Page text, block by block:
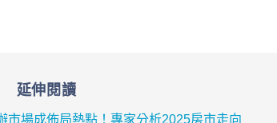
延伸閱讀
市場成佈局熱點！專家分析2025房市走向